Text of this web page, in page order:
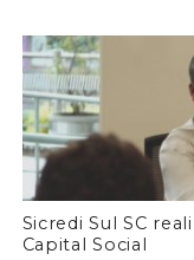
Sicredi Sul SC
Capital Social